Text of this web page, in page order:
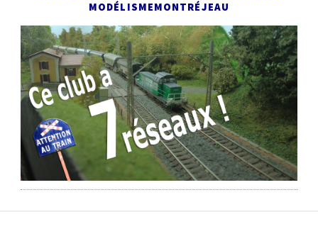
MODÉLISMEMONTRÉJEAU